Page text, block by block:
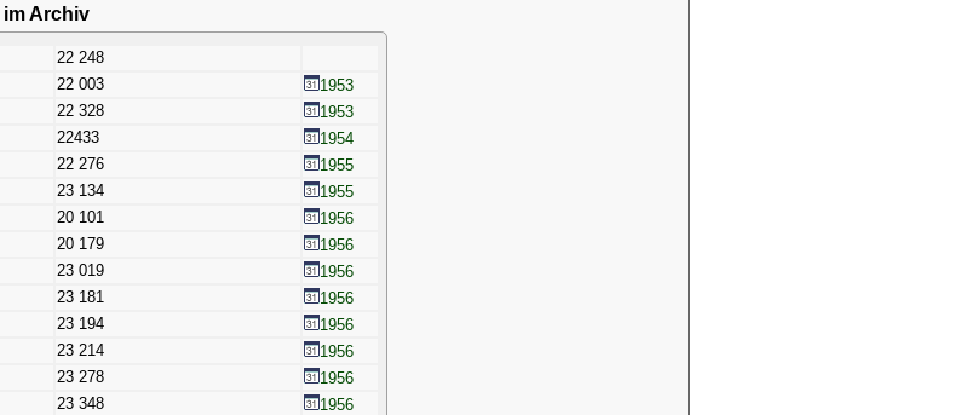
im Archiv
22 248
22 003
1953
22 328
1953
22433
1954
22 276
1955
23 134
1955
20 101
1956
20 179
1956
23 019
1956
23 181
1956
23 194
1956
23 214
1956
23 278
1956
23 348
1956